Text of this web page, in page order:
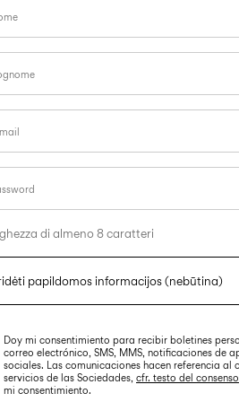
di almeno 8 caratteri
papildomos informacijos(nebūtina)
Numero di bambini
Doy mi consentimiento para recibir boletines
correo electrónico, SMS, MMS, notificaciones de
sociales. Las comunicaciones hacen referencia al
servicios de las Sociedades, cfr. testo del consenso
mi consentimiento.